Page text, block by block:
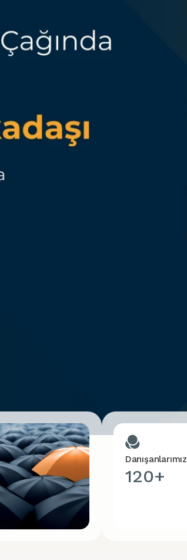
Danışanlarımız
120+